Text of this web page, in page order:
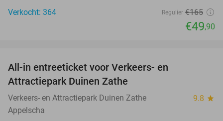
Verkocht: 364
Regulier €165
€49,90
All-in entreeticket voor Verkeers- en
Attractiepark Duinen Zathe
Verkeers- en Attractiepark Duinen Zathe 9.8 star
Appelscha